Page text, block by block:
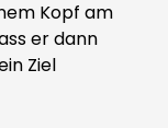
Kopf am
er dann
Ziel